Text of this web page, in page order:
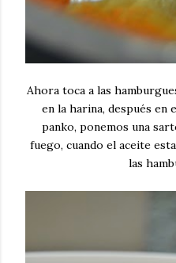
Ahora toca a las
en la harina, después
panko, ponemos una
fuego, cuando el aceite
las